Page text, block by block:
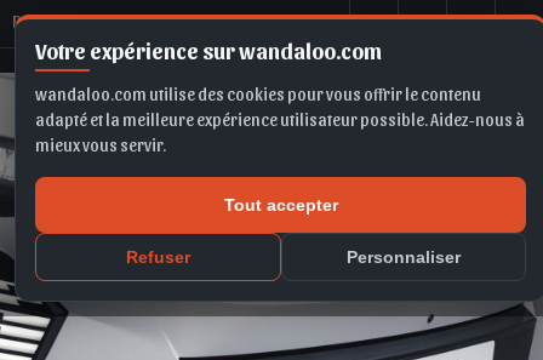
Votre expérience sur wandaloo.com
wandaloo.com utilise des cookies pour vous offrir le contenu
adapté et la meilleure expérience utilisateur possible. Aidez-nous à
mieux vous servir.
Tout accepter
Refuser Personnaliser
RENAULT Scenic E-Tech 2024